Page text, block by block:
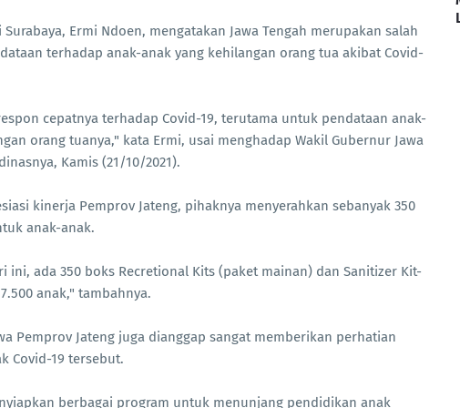
Ermi Ndoen, mengatakan Jawa Tengah merupakan salah
terhadap anak-anak yang kehilangan orang tua akibat Covid-
cepatnya terhadap Covid-19, terutama untuk pendataan anak-
orang tuanya," kata Ermi, usai menghadap Wakil Gubernur Jawa
Kamis (21/10/2021).
kinerja Pemprov Jateng, pihaknya menyerahkan sebanyak 350
anak-anak.
ini, ada 350 boks Recretional Kits (paket mainan) dan Sanitizer Kit-
anak," tambahnya.
Pemprov Jateng juga dianggap sangat memberikan perhatian
Covid-19 tersebut.
berbagai program untuk menunjang pendidikan anak